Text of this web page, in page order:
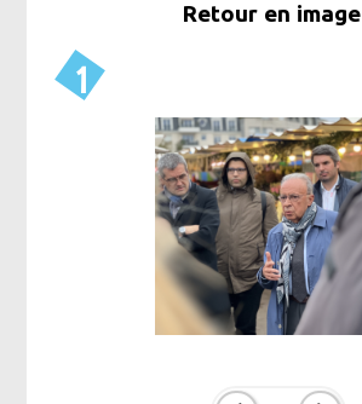
Retour en image
1